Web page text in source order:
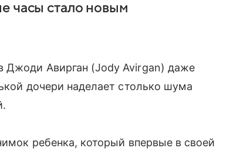
часы стало новым
Джоди Авирган (Jody Avirgan) даже
дочери наделает столько шума
ребенка, который впервые в своей